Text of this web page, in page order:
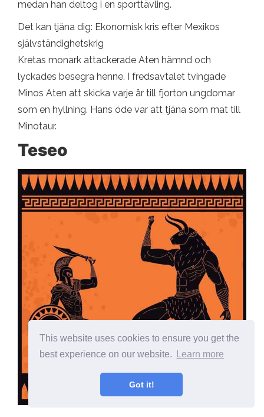
This website uses cookies to ensure you get the
best experience on our website.
Learn more
Got it!
medan han deltog i en sporttävling.
Det kan tjäna dig: Ekonomisk kris efter Mexikos
självständighetskrig
Kretas monark attackerade Aten hämnd och
lyckades besegra henne. I fredsavtalet tvingade
Minos Aten att skicka varje år till fjorton ungdomar
som en hyllning. Hans öde var att tjäna som mat till
Minotaur.
Teseo